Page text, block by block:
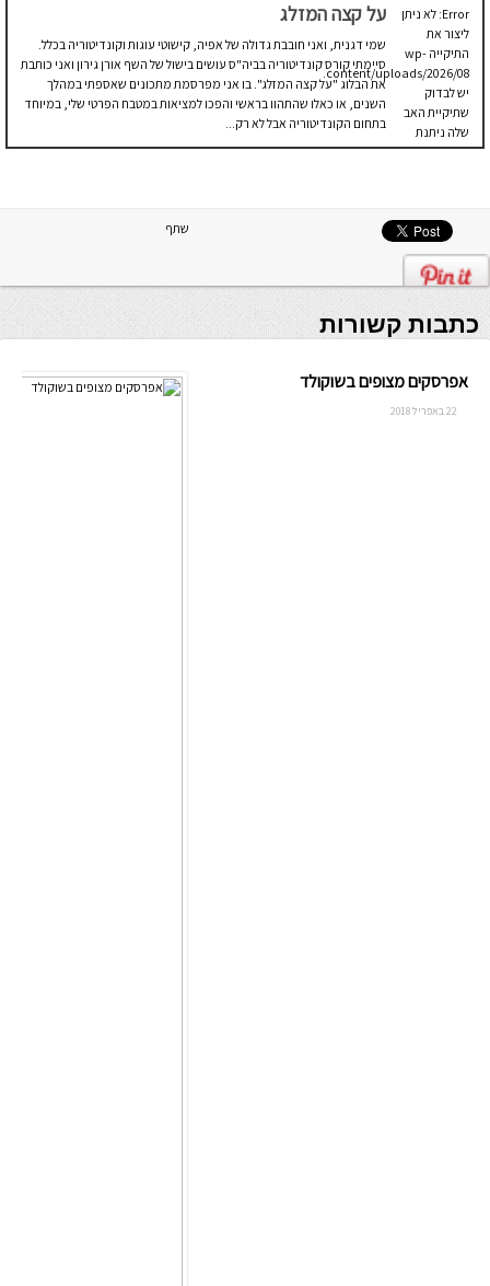
Error: לא ניתן
ליצור את
התיקייה wp-
content/uploads/2026/08.
יש לבדוק
שתיקיית האב
שלה ניתנת
לכתיבה.
על קצה המזלג
שמי דגנית, ואני חובבת גדולה של אפיה, קישוטי עוגות וקונדיטוריה בכלל.
סיימתי קורס קונדיטוריה בביה"ס עושים בישול של השף אורן גירון ואני כותבת
את הבלוג "על קצה המזלג". בו אני מפרסמת מתכונים שאספתי במהלך
השנים, או כאלו שהתהוו בראשי והפכו למציאות במטבח הפרטי שלי, במיוחד
בתחום הקונדיטוריה אבל לא רק...
שתף
כתבות קשורות
אפרסקים מצופים בשוקולד
22 באפריל 2018